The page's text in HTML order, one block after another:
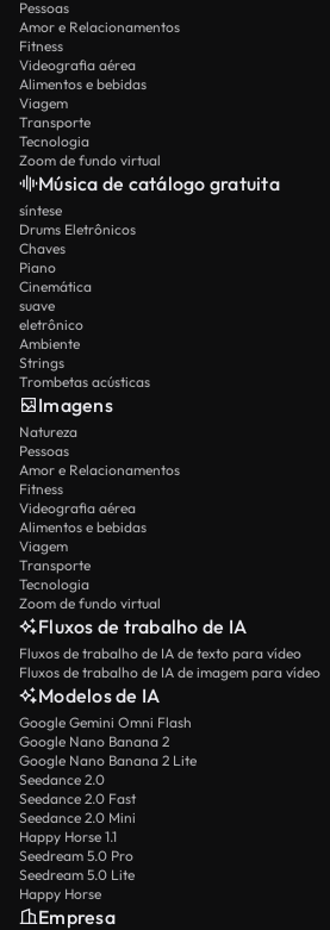
Pessoas
Amor e Relacionamentos
Fitness
Videografia aérea
Alimentos e bebidas
Viagem
Transporte
Tecnologia
Zoom de fundo virtual
Música de catálogo gratuita
síntese
Drums Eletrônicos
Chaves
Piano
Cinemática
suave
eletrônico
Ambiente
Strings
Trombetas acústicas
Imagens
Natureza
Pessoas
Amor e Relacionamentos
Fitness
Videografia aérea
Alimentos e bebidas
Viagem
Transporte
Tecnologia
Zoom de fundo virtual
Fluxos de trabalho de IA
Fluxos de trabalho de IA de texto para vídeo
Fluxos de trabalho de IA de imagem para vídeo
Modelos de IA
Google Gemini Omni Flash
Google Nano Banana 2
Google Nano Banana 2 Lite
Seedance 2.0
Seedance 2.0 Fast
Seedance 2.0 Mini
Happy Horse 1.1
Seedream 5.0 Pro
Seedream 5.0 Lite
Happy Horse
Empresa